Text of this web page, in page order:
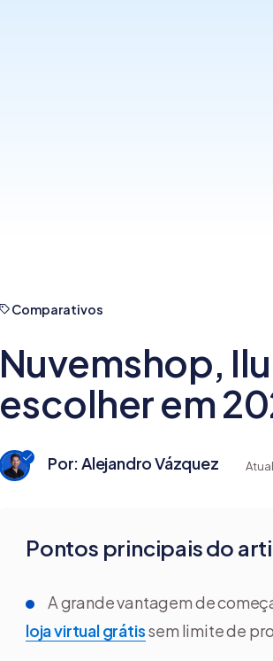
Comparativos
Nuvemshop,
escolher em
Por: Alejandro Vázquez
Pontos principais do
A grande vantagem de
loja virtual grátissem limite de